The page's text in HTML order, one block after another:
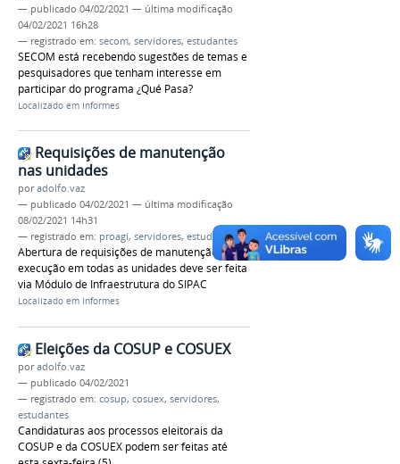
— publicado 04/02/2021 — última modificação
04/02/2021 16h28
— registrado em: secom, servidores, estudantes
SECOM está recebendo sugestões de temas e
pesquisadores que tenham interesse em
participar do programa ¿Qué Pasa?
Localizado em Informes
Requisições de manutenção
nas unidades
poradolfo.vaz
— publicado 04/02/2021 — última modificação
08/02/2021 14h31
— registrado em: proagi, servidores, estudantes
Abertura de requisições de manutenção para
execução em todas as unidades deve ser feita
via Módulo de Infraestrutura do SIPAC
Localizado em Informes
Eleições da COSUP e COSUEX
poradolfo.vaz
— publicado 04/02/2021
— registrado em: cosup, cosuex, servidores,
estudantes
Candidaturas aos processos eleitorais da
COSUP e da COSUEX podem ser feitas até